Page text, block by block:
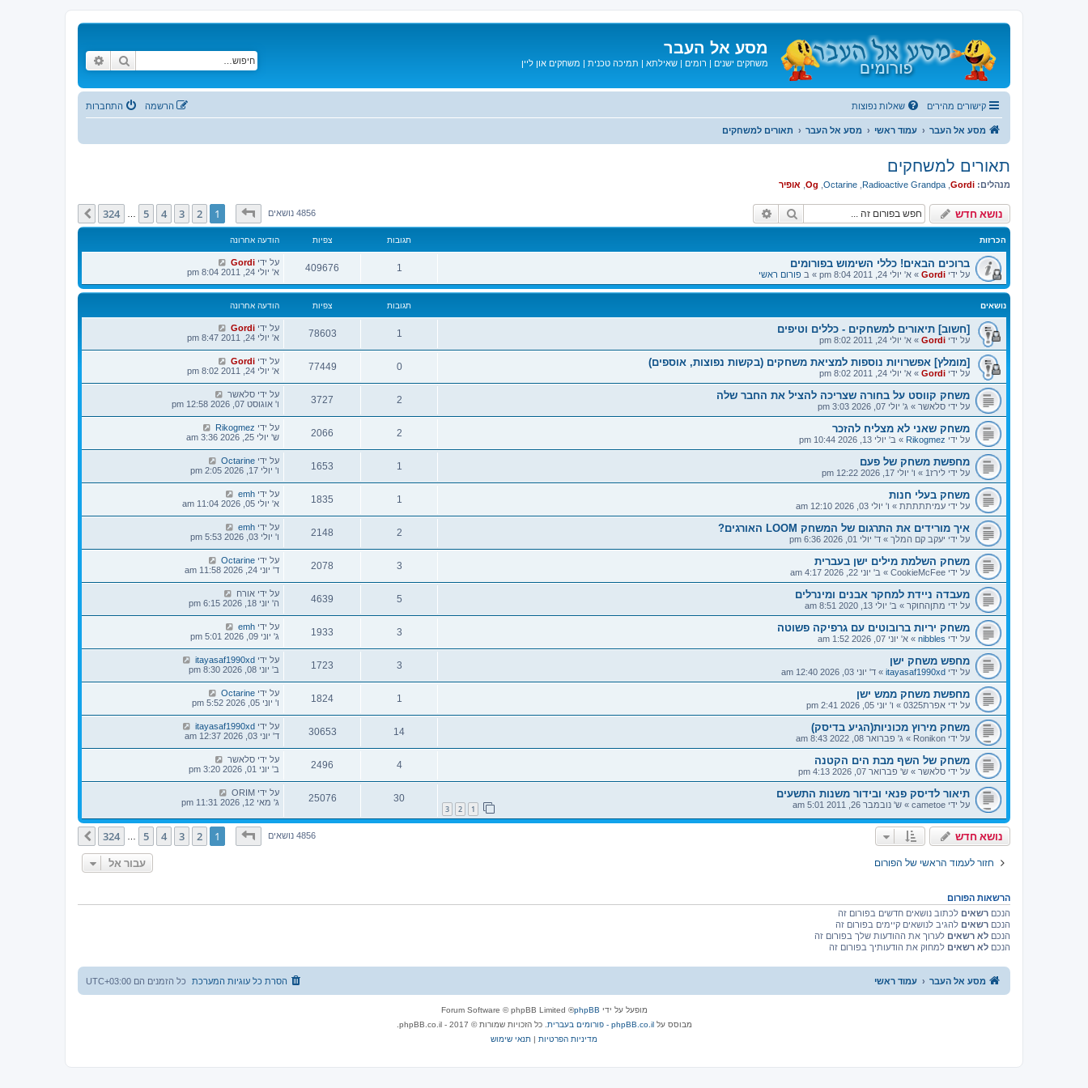
מסע אל העבר
משחקים ישנים | רומים | שאילתא | תמיכה טכנית | משחקים און ליין חיפוש
קישורים מהירים שאלות נפוצות התחברות הרשמה
מסע אל העבר עמוד ראשי מסע אל העבר תאורים למשחקים
תאורים למשחקים
מנהלים: Gordi
Radioactive Grandpa
Octarine
Og אופיר
נושא חדש חיפוש 4856 נושאים
דף1מתוך 324
1
2
3
4
5
324 הבא
הכרזות תגובות צפיות הודעה אחרונה
ברוכים הבאים! כללי השימוש בפורומים
על ידי Gordi
» א' יולי 24, 2011 8:04 pm » ב פורום ראשי
1
409676 על ידי Gordi
א' יולי 24, 2011 8:04 pm
נושאים תגובות צפיות הודעה אחרונה
[חשוב] תיאורים למשחקים - כללים וטיפים
על ידי Gordi
» א' יולי 24, 2011 8:02 pm
1
78603 על ידי Gordi
א' יולי 24, 2011 8:47 pm
[מומלץ] אפשרויות נוספות למציאת משחקים (בקשות נפוצות, אוספים)
על ידי Gordi
» א' יולי 24, 2011 8:02 pm
0
77449 על ידי Gordi
א' יולי 24, 2011 8:02 pm
משחק קווסט על בחורה שצריכה להציל את החבר שלה
על ידי סלאשר » ג' יולי 07, 2026 3:03 pm
2
3727 על ידי סלאשר
ו' אוגוסט 07, 2026 12:58 pm
משחק שאני לא מצליח להזכר
על ידי Rikogmez
» ב' יולי 13, 2026 10:44 pm
2
2066 על ידי Rikogmez
ש' יולי 25, 2026 3:36 am
מחפשת משחק של פעם
על ידי לירז1 » ו' יולי 17, 2026 12:22 pm
1
1653 על ידי Octarine
ו' יולי 17, 2026 2:05 pm
משחק בעלי חנות
על ידי עמיתתתתת » ו' יולי 03, 2026 12:10 am
1
1835 על ידי emh
א' יולי 05, 2026 11:04 am
איך מורידים את התרגום של המשחק LOOM האורגים?
על ידי יעקב קם המלך » ד' יולי 01, 2026 6:36 pm
2
2148 על ידי emh
ו' יולי 03, 2026 5:53 pm
משחק השלמת מילים ישן בעברית
על ידי CookieMcFee
» ב' יוני 22, 2026 4:17 am
3
2078 על ידי Octarine
ד' יוני 24, 2026 11:58 am
מעבדה ניידת למחקר אבנים ומינרלים
על ידי מתןהחוקר » ב' יולי 13, 2020 8:51 am
5
4639 על ידי אורח
ה' יוני 18, 2026 6:15 pm
משחק יריות ברובוטים עם גרפיקה פשוטה
על ידי nibbles
» א' יוני 07, 2026 1:52 am
3
1933 על ידי emh
ג' יוני 09, 2026 5:01 pm
מחפש משחק ישן
על ידי itayasaf1990xd
» ד' יוני 03, 2026 12:40 am
3
1723 על ידי itayasaf1990xd
ב' יוני 08, 2026 8:30 pm
מחפשת משחק ממש ישן
על ידי אפרת0325 » ו' יוני 05, 2026 2:41 pm
1
1824 על ידי Octarine
ו' יוני 05, 2026 5:52 pm
משחק מירוץ מכוניות(הגיע בדיסק)
על ידי Ronikon
» ג' פברואר 08, 2022 8:43 am
14
30653 על ידי itayasaf1990xd
ד' יוני 03, 2026 12:37 am
משחק של השף מבת הים הקטנה
על ידי סלאשר » ש' פברואר 07, 2026 4:13 pm
4
2496 על ידי סלאשר
ב' יוני 01, 2026 3:20 pm
תיאור לדיסק פנאי ובידור משנות התשעים
על ידי cametoe
» ש' נובמבר 26, 2011 5:01 am 1
2
3
30
25076 על ידי ORIM
ג' מאי 12, 2026 11:31 pm
נושא חדש 4856 נושאים
דף1מתוך 324
1
2
3
4
5
324 הבא
חזור לעמוד הראשי של הפורום עבור אל
הרשאות הפורום
הנכם רשאים לכתוב נושאים חדשים בפורום זה
הנכם רשאים להגיב לנושאים קיימים בפורום זה
הנכם לא רשאים לערוך את ההודעות שלך בפורום זה
הנכם לא רשאים למחוק את הודעותיך בפורום זה
מסע אל העבר עמוד ראשי כל הזמנים הם UTC+03:00 הסרת כל עוגיות המערכת
מופעל על ידי phpBB
® Forum Software © phpBB Limited
מבוסס עלphpBB.co.il - פורומים בעברית
. כל הזכויות שמורות © 2017 - phpBB.co.il.
מדיניות הפרטיות | תנאי שימוש